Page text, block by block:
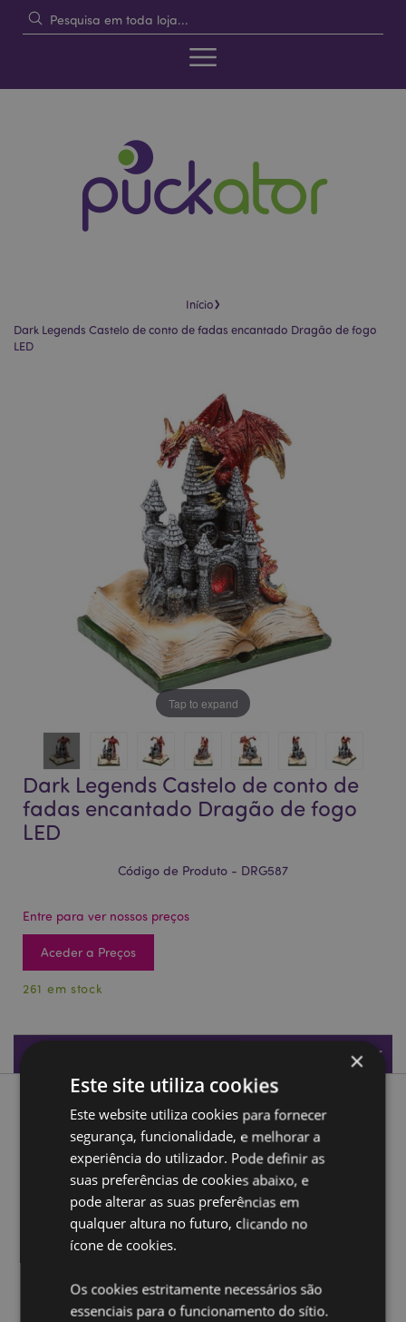
Início›
Dark Legends Castelo de conto de fadas encantado Dragão de fogo
LED
Tap to expand
Dark Legends Castelo de conto de
fadas encantado Dragão de fogo
LED
Código de Produto - DRG587
Entre para ver nossos preços
Aceder a Preços
261 em stock
Especificações do Produto
Descrição do Produto
Dark Legends Castelo de conto de fadas encantado
Dragão de fogo LED
Material:Resina e Plástico
Pilhas necessárias:2 AA
Pilhas incluídas:Não
LED:
Controlado por um interrutor de ligar/desligar na
parte inferior.
×
Este site utiliza cookies
Este website utiliza cookies para fornecer
segurança, funcionalidade, e melhorar a
experiência do utilizador. Pode definir as
suas preferências de cookies abaixo, e
pode alterar as suas preferências em
qualquer altura no futuro, clicando no
ícone de cookies.
Os cookies estritamente necessários são
essenciais para o funcionamento do sítio.